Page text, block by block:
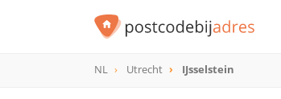
NL Utrecht IJsselstein